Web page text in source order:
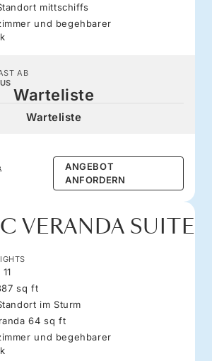
mittschiffs
und begehbarer
AB
Warteliste
Warteliste
ANGEBOT
ANFORDERN
VERANDA SUITE
sq ft
im Sturm
64 sq ft
und begehbarer